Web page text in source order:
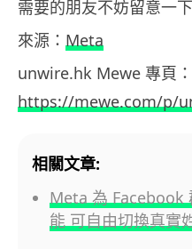
需要的朋友不妨留意一下
來源： Meta
unwire.hk Mewe 專頁：
https://mewe.com/p/
相關文章:
Meta 為 Facebook
能 可自由切換真實